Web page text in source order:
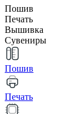
Пошив
Печать
Вышивка
Сувениры
Пошив
Печать